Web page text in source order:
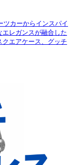
ツカーからインスパイ
レガンスが融合した
エアケース、グッチ